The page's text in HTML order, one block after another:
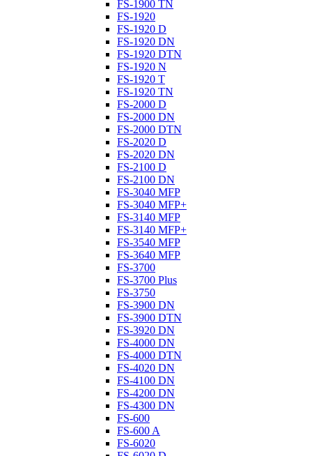
FS-1900 TN
FS-1920
FS-1920 D
FS-1920 DN
FS-1920 DTN
FS-1920 N
FS-1920 T
FS-1920 TN
FS-2000 D
FS-2000 DN
FS-2000 DTN
FS-2020 D
FS-2020 DN
FS-2100 D
FS-2100 DN
FS-3040 MFP
FS-3040 MFP+
FS-3140 MFP
FS-3140 MFP+
FS-3540 MFP
FS-3640 MFP
FS-3700
FS-3700 Plus
FS-3750
FS-3900 DN
FS-3900 DTN
FS-3920 DN
FS-4000 DN
FS-4000 DTN
FS-4020 DN
FS-4100 DN
FS-4200 DN
FS-4300 DN
FS-600
FS-600 A
FS-6020